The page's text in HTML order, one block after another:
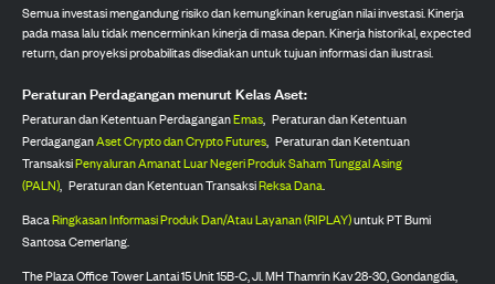
Semua investasi mengandung risiko dan kemungkinan kerugian nilai investasi. Kinerja
pada masa lalu tidak mencerminkan kinerja di masa depan. Kinerja historikal, expected
return, dan proyeksi probabilitas disediakan untuk tujuan informasi dan ilustrasi.
Peraturan Perdagangan menurut Kelas Aset:
Peraturan dan Ketentuan PerdaganganEmas, Peraturan dan Ketentuan
PerdaganganAset Crypto dan Crypto Futures, Peraturan dan Ketentuan
TransaksiPenyaluran Amanat Luar Negeri Produk Saham Tunggal Asing
(PALN), Peraturan dan Ketentuan TransaksiReksa Dana.
BacaRingkasan Informasi Produk Dan/Atau Layanan (RIPLAY)untuk PT Bumi
Santosa Cemerlang.
The Plaza Office Tower Lantai 15 Unit 15B-C, Jl. MH Thamrin Kav 28-30, Gondangdia,